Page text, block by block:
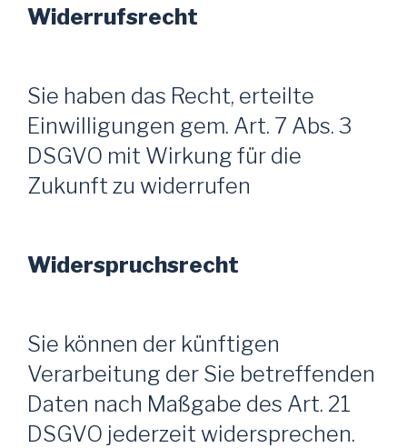
Widerrufsrecht
Sie haben das Recht, erteilte
Einwilligungen gem. Art. 7 Abs. 3
DSGVO mit Wirkung für die
Zukunft zu widerrufen
Widerspruchsrecht
Sie können der künftigen
Verarbeitung der Sie betreffenden
Daten nach Maßgabe des Art. 21
DSGVO jederzeit widersprechen.